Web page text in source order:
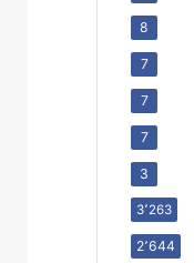
8
7
7
7
3
3٬263
2٬644